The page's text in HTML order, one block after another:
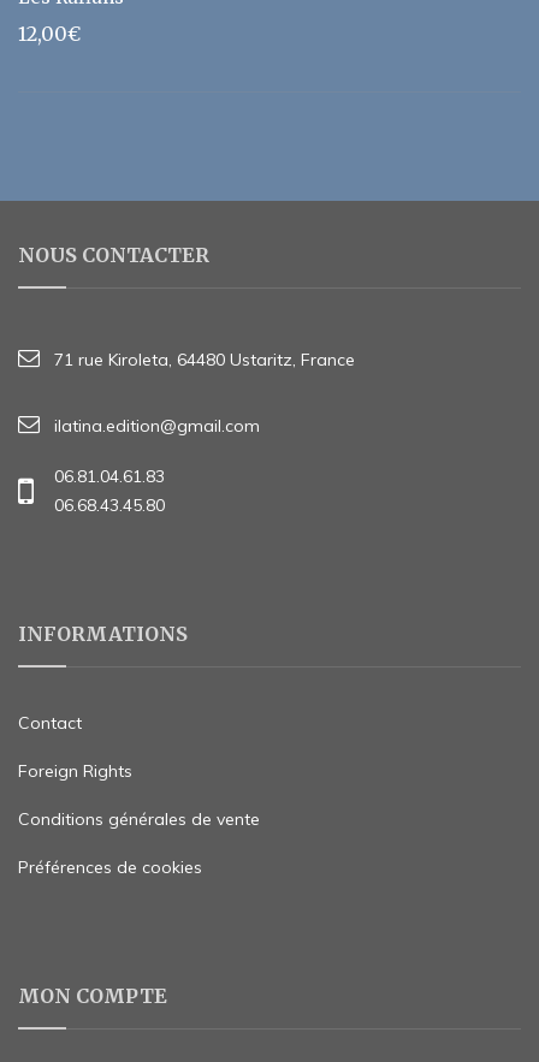
12,00€
NOUS CONTACTER
71 rue Kiroleta, 64480 Ustaritz, France
ilatina.edition@gmail.com
06.81.04.61.83
06.68.43.45.80
INFORMATIONS
Contact
Foreign Rights
Conditions générales de vente
Préférences de cookies
MON COMPTE